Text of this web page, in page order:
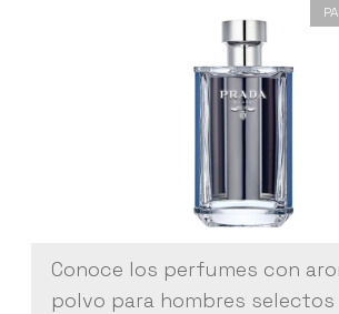
Conoce los perfumes con
polvo para hombres selectos